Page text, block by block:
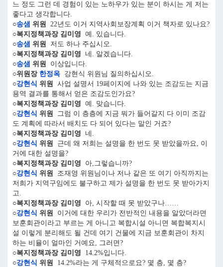
느 정도 그런 데 경험이 있는 노하우가 있는 분이 하시는 게 저는
좋다고 생각합니다.
○송샘 위원
22년도 이거 지역사회보장계획 이거 책자로 있나요?
○복지정책과장 김미영 예. 있습니다.
○송샘 위원
저도 하나 주십시오.
○복지정책과장 김미영 네. 알겠습니다.
○송샘 위원
이상입니다.
○위원장 한정옥 강현식 위원님 질의하십시오.
○강현식 위원
사업 설명서 19페이지에 나와 있는 조감도는 지금
용역 결과를 통해서 얻은 조감도인가요?
○복지정책과장 김미영 예. 맞습니다.
○강현식 위원
그럼 이 층층에 지금 뭐가 들어갈지 다 이미 조감
도 계획에 따라서 배치도 다 되어 있다는 말인 거죠?
○복지정책과장 김미영 네.
○강현식 위원
근데 왜 저희는 설명을 한 번도 못 받았을까요, 이
거에 대한 설명을?
○복지정책과장 김미영 아,그렇습니까?
○강현식 위원
조재영 위원님이나 저나 같은 또 여기 아직까지는
저희가 지역구임에도 불구하고 제가 설명을 한 번도 못 받아가지
고.
○복지정책과장 김미영 아, 시작할 때 못 받았구나……
○강현식 위원
이거에 대한 우리가 전반적인 내용을 알았더라면
보훈회관이라고 부르는 게 아니고 복합시설 아니면 복합복지시
설 이렇게 분리해도 될 건데 여기 건물에 지금 보훈회관이 차지
하는 비율이 얼마인 거예요, 그러면?
○복지정책과장 김미영 14.2%입니다.
○강현식 위원
14.2%라는 게 구체적으로요? 몇 층, 몇 층?